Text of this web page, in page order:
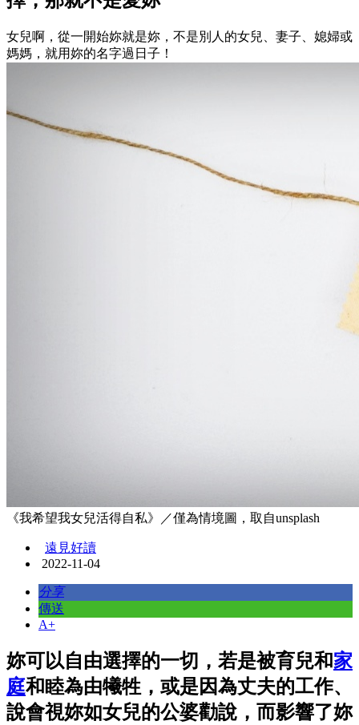
女兒啊，從一開始妳就是妳，不是別人的女兒、妻子、媳婦或
媽媽，就用妳的名字過日子！
《我希望我女兒活得自私》／僅為情境圖，取自unsplash
遠見好讀
2022-11-04
分享
傳送
A+
妳可以自由選擇的一切，若是被育兒和家
庭和睦為由犧牲，或是因為丈夫的工作、
說會視妳如女兒的公婆勸說，而影響了妳